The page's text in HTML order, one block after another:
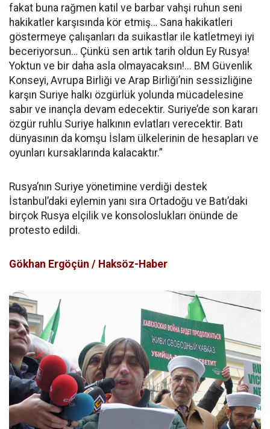
fakat buna rağmen katil ve barbar vahşi ruhun seni
hakikatler karşısında kör etmiş… Sana hakikatleri
göstermeye çalışanları da suikastlar ile katletmeyi iyi
beceriyorsun… Çünkü sen artık tarih oldun Ey Rusya!
Yoktun ve bir daha asla olmayacaksın!... BM Güvenlik
Konseyi, Avrupa Birliği ve Arap Birliği’nin sessizliğine
karşın Suriye halkı özgürlük yolunda mücadelesine
sabır ve inançla devam edecektir. Suriye’de son kararı
özgür ruhlu Suriye halkının evlatları verecektir. Batı
dünyasının da komşu İslam ülkelerinin de hesapları ve
oyunları kursaklarında kalacaktır.”
Rusya’nın Suriye yönetimine verdiği destek
İstanbul’daki eylemin yanı sıra Ortadoğu ve Batı’daki
birçok Rusya elçilik ve konsoloslukları önünde de
protesto edildi.
Gökhan Ergöçün / Haksöz-Haber